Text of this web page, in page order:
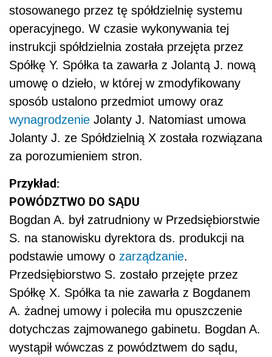
stosowanego przez tę spółdzielnię systemu
operacyjnego. W czasie wykonywania tej
instrukcji spółdzielnia została przejęta przez
Spółkę Y. Spółka ta zawarła z Jolantą J. nową
umowę o dzieło, w której w zmodyfikowany
sposób ustalono przedmiot umowy oraz
wynagrodzenie Jolanty J. Natomiast umowa
Jolanty J. ze Spółdzielnią X została rozwiązana
za porozumieniem stron.
Przykład:
POWÓDZTWO DO SĄDU
Bogdan A. był zatrudniony w Przedsiębiorstwie
S. na stanowisku dyrektora ds. produkcji na
podstawie umowy o zarządzanie.
Przedsiębiorstwo S. zostało przejęte przez
Spółkę X. Spółka ta nie zawarła z Bogdanem
A. żadnej umowy i poleciła mu opuszczenie
dotychczas zajmowanego gabinetu. Bogdan A.
wystąpił wówczas z powództwem do sądu,